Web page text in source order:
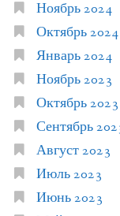
Ноябрь 2024
Октябрь 2024
Январь 2024
Ноябрь 2023
Октябрь 2023
Сентябрь
Август 2023
Июль 2023
Июнь 2023